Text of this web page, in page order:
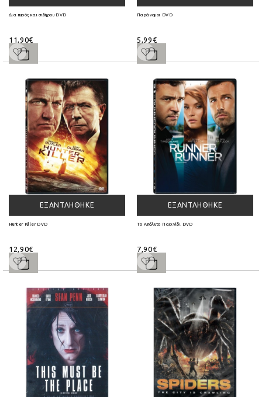
Δια πυρός και σιδήρου DVD
11,90€
Παράνομοι DVD
5,99€
ΕΞΑΝΤΛΉΘΗΚΕ
Hunter Killer DVD
12,90€
ΕΞΑΝΤΛΉΘΗΚΕ
Το Απόλυτο Παιχνίδι DVD
7,90€